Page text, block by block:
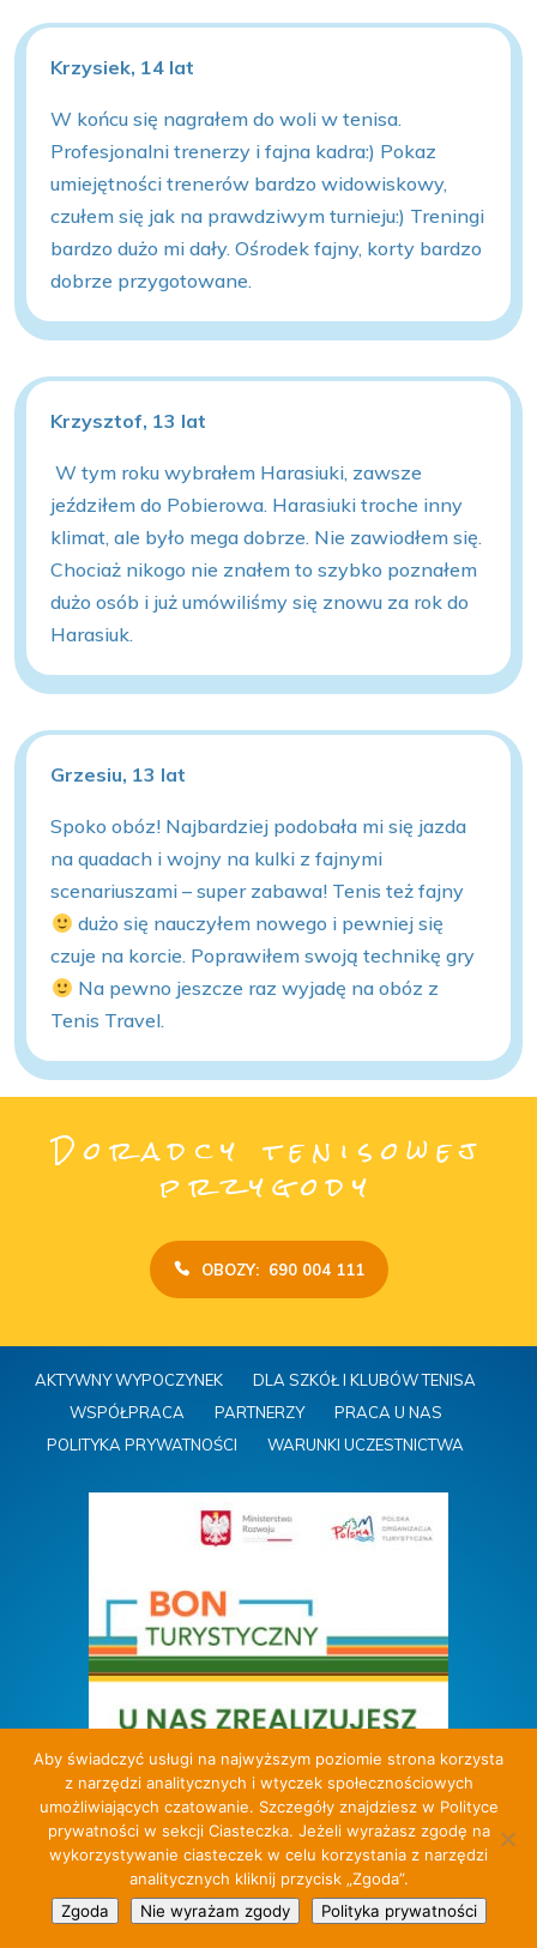
Krzysiek, 14 lat
W końcu się nagrałem do woli w tenisa.
Profesjonalni trenerzy i fajna kadra:) Pokaz
umiejętności trenerów bardzo widowiskowy,
czułem się jak na prawdziwym turnieju:) Treningi
bardzo dużo mi dały. Ośrodek fajny, korty bardzo
dobrze przygotowane.
Krzysztof, 13 lat
W tym roku wybrałem Harasiuki, zawsze
jeździłem do Pobierowa. Harasiuki troche inny
klimat, ale było mega dobrze. Nie zawiodłem się.
Chociaż nikogo nie znałem to szybko poznałem
dużo osób i już umówiliśmy się znowu za rok do
Harasiuk.
Grzesiu, 13 lat
Spoko obóz! Najbardziej podobała mi się jazda
na quadach i wojny na kulki z fajnymi
scenariuszami – super zabawa! Tenis też fajny
dużo się nauczyłem nowego i pewniej się
czuje na korcie. Poprawiłem swoją technikę gry
Na pewno jeszcze raz wyjadę na obóz z
Tenis Travel.
Doradcy tenisowej
przygody
OBOZY: 690 004 111
AKTYWNY WYPOCZYNEK
DLA SZKÓŁ I KLUBÓW TENISA
WSPÓŁPRACA
PARTNERZY
PRACA U NAS
POLITYKA PRYWATNOŚCI
WARUNKI UCZESTNICTWA
Aby świadczyć usługi na najwyższym poziomie strona korzysta
z narzędzi analitycznych i wtyczek społecznościowych
umożliwiających czatowanie. Szczegóły znajdziesz w Polityce
prywatności w sekcji Ciasteczka. Jeżeli wyrażasz zgodę na
wykorzystywanie ciasteczek w celu korzystania z narzędzi
analitycznych kliknij przycisk „Zgoda”.
Zgoda
Nie wyrażam zgody Polityka prywatności